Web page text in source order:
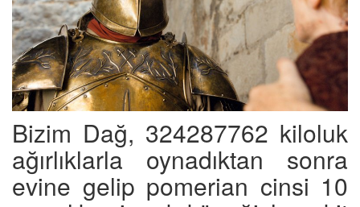
Bizim Dağ, 324287762 kiloluk
ağırlıklarla oynadıktan sonra
evine gelip pomerian cinsi 10